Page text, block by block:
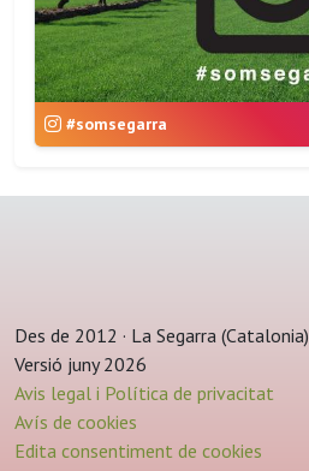
#somsegarra
Des de 2012 · La Segarra (Catalonia)
Versió juny 2026
Avis legal i Política de privacitat
Avís de cookies
Edita consentiment de cookies